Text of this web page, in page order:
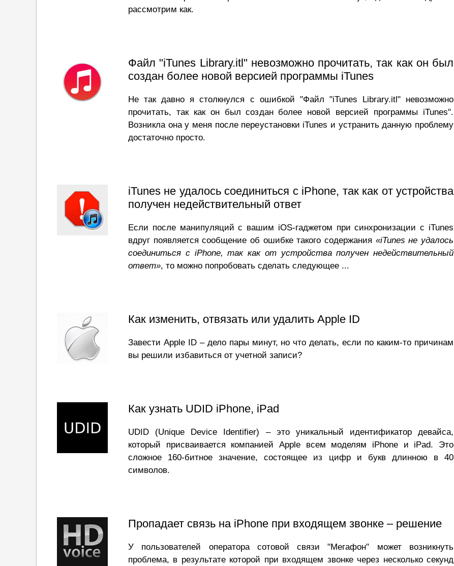
рассмотрим как.
Файл "iTunes Library.itl" невозможно прочитать, так как он был
создан более новой версией программы iTunes
Не так давно я столкнулся с ошибкой "Файл "iTunes Library.itl" невозможно
прочитать, так как он был создан более новой версией программы iTunes".
Возникла она у меня после переустановки iTunes и устранить данную проблему
достаточно просто.
iTunes не удалось соединиться с iPhone, так как от устройства
получен недействительный ответ
Если после манипуляций с вашим iOS-гаджетом при синхронизации с iTunes
вдруг появляется сообщение об ошибке такого содержания «iTunes не удалось
соединиться с iPhone, так как от устройства получен недействительный
ответ», то можно попробовать сделать следующее ...
Как изменить, отвязать или удалить Apple ID
Завести Apple ID – дело пары минут, но что делать, если по каким-то причинам
вы решили избавиться от учетной записи?
Как узнать UDID iPhone, iPad
UDID (Unique Device Identifier) – это уникальный идентификатор девайса,
который присваивается компанией Apple всем моделям iPhone и iPad. Это
сложное 160-битное значение, состоящее из цифр и букв длинною в 40
символов.
Пропадает связь на iPhone при входящем звонке – решение
У пользователей оператора сотовой связи "Мегафон" может возникнуть
проблема, в результате которой при входящем звонке через несколько секунд